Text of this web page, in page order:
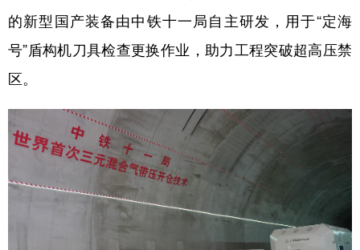
法律 中央文件 金融 汽车
食品 人居 信息化 数字经济
城市 能源 会展
彩票 娱乐 时尚
一带一路
的新型国产装备由中铁十一局自主研发，用于“定海
号”盾构机刀具检查更换作业，助力工程突破超高压禁
区。